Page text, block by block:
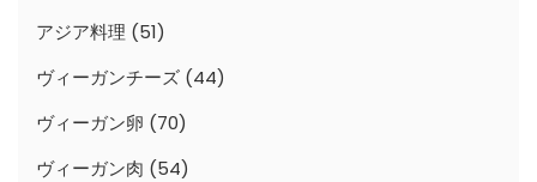
アジア料理 (51)
ヴィーガンチーズ (44)
ヴィーガン卵 (70)
ヴィーガン肉 (54)